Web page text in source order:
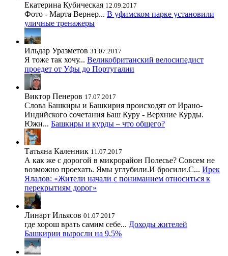
Екатерина Кубическая 12.09.2017
Фото - Марта Вернер... В уфимском парке установили
уличные тренажеры
Ильдар Уразметов 31.07.2017
Я тоже так хочу... Великобританский велосипедист
проедет от Уфы до Португалии
Виктор Пенеров 17.07.2017
Слова Башкиры и Башкирия происходят от Ирано-
Индийского сочетания Баш Куру - Верхние Курды.
Южн... Башкиры и курды – что общего?
Татьяна Каленник 11.07.2017
А как же с дорогой в микрорайон Полесье? Совсем не
возможно проехать. Ямы углубили.И бросили.С... Ирек
Ялалов: «Жители начали с пониманием относиться к
перекрытиям дорог»
Линарт Ильясов 01.07.2017
где хорош врать самим себе... Доходы жителей
Башкирии выросли на 9,5%